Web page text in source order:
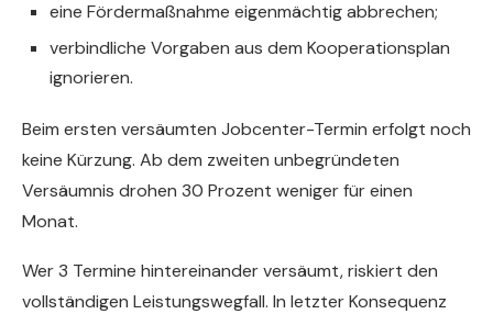
eine Fördermaßnahme eigenmächtig abbrechen;
verbindliche Vorgaben aus dem Kooperationsplan
ignorieren.
Beim ersten versäumten Jobcenter-Termin erfolgt noch
keine Kürzung. Ab dem zweiten unbegründeten
Versäumnis drohen 30 Prozent weniger für einen
Monat.
Wer 3 Termine hintereinander versäumt, riskiert den
vollständigen Leistungswegfall. In letzter Konsequenz